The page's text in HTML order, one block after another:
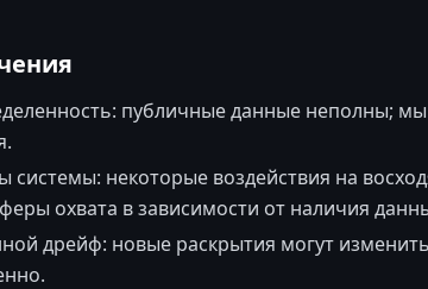
публичные данные неполны;
системы: некоторые воздействия на
охвата в зависимости от наличия
дрейф: новые раскрытия могут